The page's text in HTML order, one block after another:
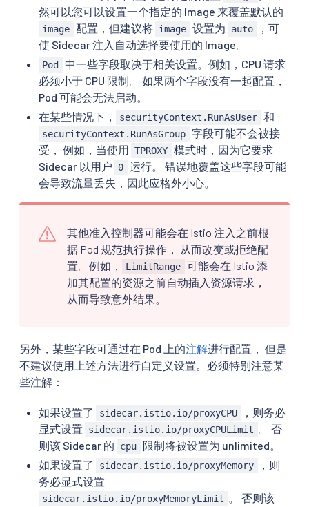
然可以您可以设置一个指定的 Image 来覆盖默认的
image 配置，但建议将 image 设置为 auto
，可
使 Sidecar 注入自动选择要使用的 Image。
Pod
中一些字段取决于相关设置。例如，CPU 请求
必须小于 CPU 限制。 如果两个字段没有一起配置，
Pod 可能会无法启动。
在某些情况下，
securityContext.RunAsUser 和
securityContext.RunAsGroup 字段可能不会被接
受， 例如，当使用 TPROXY 模式时，因为它要求
Sidecar 以用户
0 运行。 错误地覆盖这些字段可能
会导致流量丢失，因此应格外小心。
其他准入控制器可能会在 Istio 注入之前根
据 Pod 规范执行操作， 从而改变或拒绝配
置。例如，
LimitRange 可能会在 Istio 添
加其配置的资源之前自动插入资源请求，
从而导致意外结果。
另外，某些字段可通过在 Pod 上的注解进行配置， 但是
不建议使用上述方法进行自定义设置。必须特别注意某
些注解：
如果设置了 sidecar.istio.io/proxyCPU
，则务必
显式设置
sidecar.istio.io/proxyCPULimit 。 否
则该 Sidecar 的
cpu
限制将被设置为 unlimited。
如果设置了
sidecar.istio.io/proxyMemory
，则
务必显式设置
sidecar.istio.io/proxyMemoryLimit 。 否则该